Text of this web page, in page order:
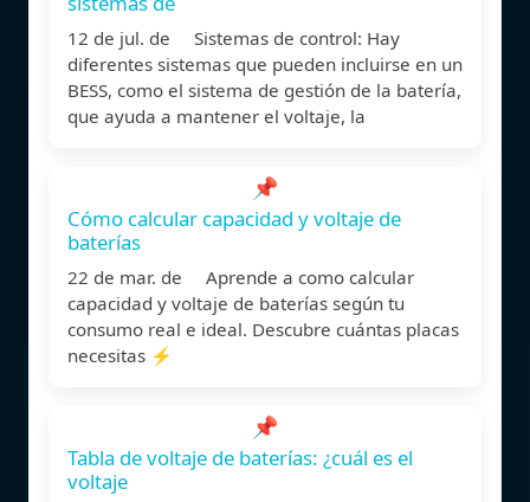
12 de jul. de Sistemas de control: Hay
diferentes sistemas que pueden incluirse en un
BESS, como el sistema de gestión de la batería,
que ayuda a mantener el voltaje, la
📌
Cómo calcular capacidad y voltaje de
baterías
22 de mar. de Aprende a como calcular
capacidad y voltaje de baterías según tu
consumo real e ideal. Descubre cuántas placas
necesitas ⚡
📌
Tabla de voltaje de baterías: ¿cuál es el
voltaje